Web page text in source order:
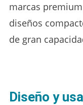
marcas
diseños
de gran
Diseño y